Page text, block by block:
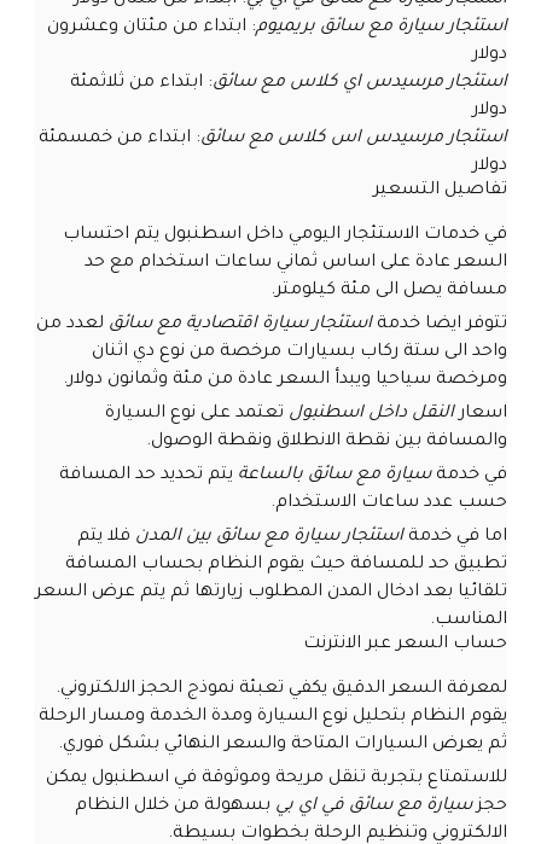
استئجار سيارة مع سائق بريميوم: ابتداء من مئتان وعشرون
دولار
استئجار مرسيدس اي كلاس مع سائق: ابتداء من ثلاثمئة
دولار
استئجار مرسيدس اس كلاس مع سائق: ابتداء من خمسمئة
دولار
تفاصيل التسعير
في خدمات الاستئجار اليومي داخل اسطنبول يتم احتساب
السعر عادة على اساس ثماني ساعات استخدام مع حد
مسافة يصل الى مئة كيلومتر.
تتوفر ايضا خدمةاستئجار سيارة اقتصادية مع سائق لعدد من
واحد الى ستة ركاب بسيارات مرخصة من نوع دي اثنان
ومرخصة سياحيا ويبدأ السعر عادة من مئة وثمانون دولار.
اسعارالنقل داخل اسطنبول تعتمد على نوع السيارة
والمسافة بين نقطة الانطلاق ونقطة الوصول.
في خدمةسيارة مع سائق بالساعة يتم تحديد حد المسافة
حسب عدد ساعات الاستخدام.
اما في خدمةاستئجار سيارة مع سائق بين المدن فلا يتم
تطبيق حد للمسافة حيث يقوم النظام بحساب المسافة
تلقائيا بعد ادخال المدن المطلوب زيارتها ثم يتم عرض السعر
المناسب.
حساب السعر عبر الانترنت
لمعرفة السعر الدقيق يكفي تعبئة نموذج الحجز الالكتروني.
يقوم النظام بتحليل نوع السيارة ومدة الخدمة ومسار الرحلة
ثم يعرض السيارات المتاحة والسعر النهائي بشكل فوري.
للاستمتاع بتجربة تنقل مريحة وموثوقة في اسطنبول يمكن
حجزسيارة مع سائق في اي بي بسهولة من خلال النظام
الالكتروني وتنظيم الرحلة بخطوات بسيطة.